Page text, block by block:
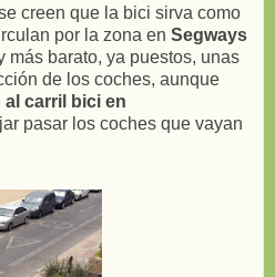
creen que la bici sirva como
por la zona en Segways
más barato, ya puestos, unas
de los coches, aunque
al carril bici en
pasar los coches que vayan